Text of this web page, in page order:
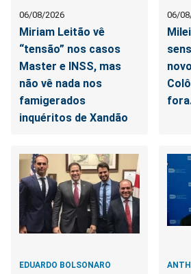
06/08/2026
Miriam Leitão vê
“tensão” nos casos
Master e INSS, mas
não vê nada nos
famigerados
inquéritos de Xandão
06/
EDUARDO BOLSONARO